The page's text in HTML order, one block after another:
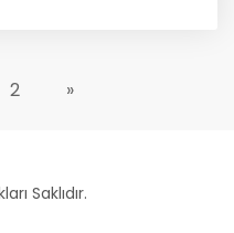
2 »
Saklıdır.